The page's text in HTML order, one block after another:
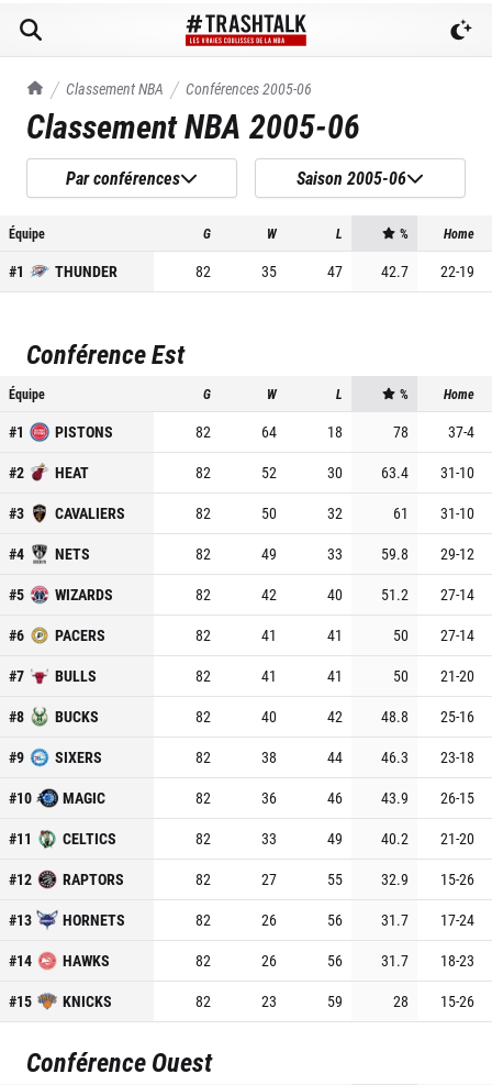
TrashTalk Actu NBA
Classement NBA Conférences2005-06
Classement NBA 2005-06
Par conférences Saison 2005-06
Équipe G W L % Home
#1 THUNDER 82 35 47 42.7 22-19
Conférence Est
Équipe G W L % Home
#1 PISTONS 82 64 18 78 37-4
#2 HEAT 82 52 30 63.4 31-10
#3 CAVALIERS 82 50 32 61 31-10
#4 NETS 82 49 33 59.8 29-12
#5 WIZARDS 82 42 40 51.2 27-14
#6 PACERS 82 41 41 50 27-14
#7 BULLS 82 41 41 50 21-20
#8 BUCKS 82 40 42 48.8 25-16
#9 SIXERS 82 38 44 46.3 23-18
#10 MAGIC 82 36 46 43.9 26-15
#11 CELTICS 82 33 49 40.2 21-20
#12 RAPTORS 82 27 55 32.9 15-26
#13 HORNETS 82 26 56 31.7 17-24
#14 HAWKS 82 26 56 31.7 18-23
#15 KNICKS 82 23 59 28 15-26
Conférence Ouest